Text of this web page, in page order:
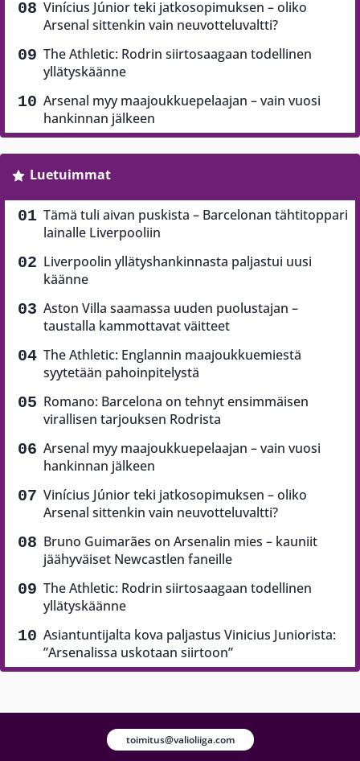
Vinícius Júnior teki jatkosopimuksen – oliko
Arsenal sittenkin vain neuvotteluvaltti?
The Athletic: Rodrin siirtosaagaan todellinen
yllätyskäänne
Arsenal myy maajoukkuepelaajan – vain vuosi
hankinnan jälkeen
Luetuimmat
Tämä tuli aivan puskista – Barcelonan tähtitoppari
lainalle Liverpooliin
Liverpoolin yllätyshankinnasta paljastui uusi
käänne
Aston Villa saamassa uuden puolustajan –
taustalla kammottavat väitteet
The Athletic: Englannin maajoukkuemiestä
syytetään pahoinpitelystä
Romano: Barcelona on tehnyt ensimmäisen
virallisen tarjouksen Rodrista
Arsenal myy maajoukkuepelaajan – vain vuosi
hankinnan jälkeen
Vinícius Júnior teki jatkosopimuksen – oliko
Arsenal sittenkin vain neuvotteluvaltti?
Bruno Guimarães on Arsenalin mies – kauniit
jäähyväiset Newcastlen faneille
The Athletic: Rodrin siirtosaagaan todellinen
yllätyskäänne
Asiantuntijalta kova paljastus Vinicius Juniorista:
”Arsenalissa uskotaan siirtoon”
toimitus@valioliiga.com